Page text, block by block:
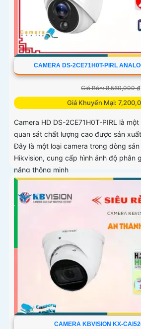
CAMERA DS-2CE71H0T-PIRL
Giá Bán: 8,560,000 ₫
Giá Khuyến Mại:
Camera HD DS-2CE71H0T-PIRL là
quan sát chất lượng cao được sản
Đây là một loại camera trong dòng sản
Hikvision, cung cấp hình ảnh độ phân
năng thông minh
CAMERA KBVISION KX-